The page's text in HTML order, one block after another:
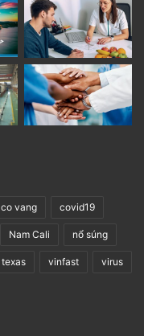
co vang covid19
Nam Cali nổ súng
texas vinfast virus